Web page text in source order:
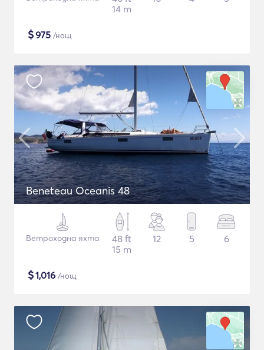
14 m
$975 /нощ
Beneteau Oceanis 48
Ветроходна яхта
48 ft
15 m
12 5 6
$1,016 /нощ